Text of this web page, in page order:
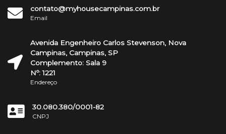
contato@myhousecampinas.com.br
Email
Avenida Engenheiro Carlos Stevenson, Nova
Campinas, Campinas, SP
Complemento: Sala 9
Nº: 1221
Endereço
30.080.380/0001-82
CNPJ